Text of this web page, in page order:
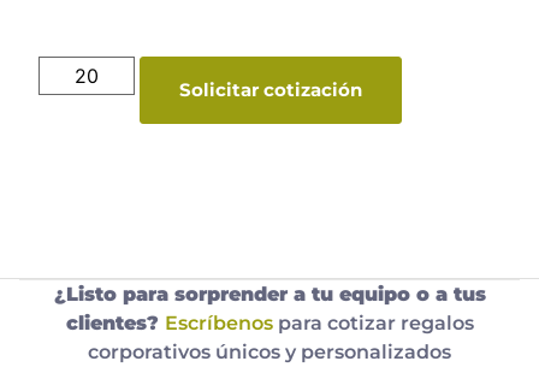
Solicitar cotización
¿Listo para sorprender a tu equipo o a tus
clientes? Escríbenospara cotizar regalos
corporativos únicos y personalizados